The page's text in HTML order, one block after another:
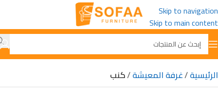
Skip to navigation
Skip to main content
الرئيسية غرفة المعيشة كنب